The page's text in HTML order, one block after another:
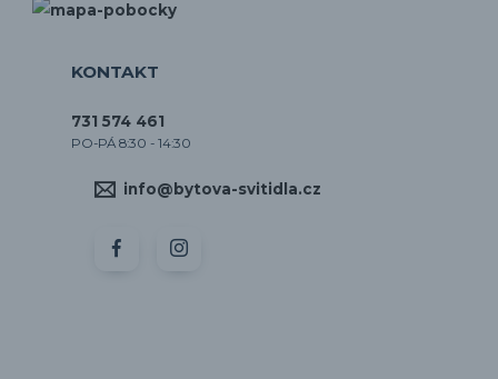
KONTAKT
731 574 461
PO-PÁ 8:30 - 14:30
info@bytova-svitidla.cz